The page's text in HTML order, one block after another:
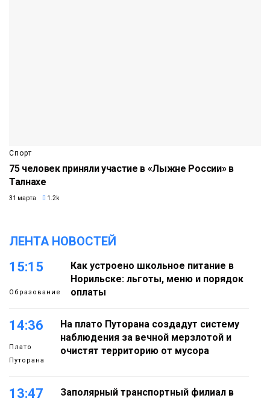
Спорт
75 человек приняли участие в «Лыжне России» в
Талнахе
31 марта 1.2k
ЛЕНТА НОВОСТЕЙ
15:15
Образование
Как устроено школьное питание в
Норильске: льготы, меню и порядок
оплаты
14:36
Плато
Путорана
На плато Путорана создадут систему
наблюдения за вечной мерзлотой и
очистят территорию от мусора
13:47
Заполярный транспортный филиал в